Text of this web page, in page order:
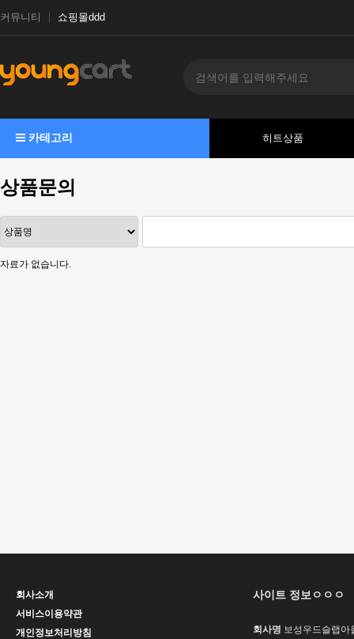
커뮤니티 쇼핑몰ddd
카테고리 히트상품
상품문의
자료가 없습니다.
회사소개
서비스이용약관
개인정보처리방침
사이트 정보ㅇㅇㅇ
회사명 보성우드슬랩아